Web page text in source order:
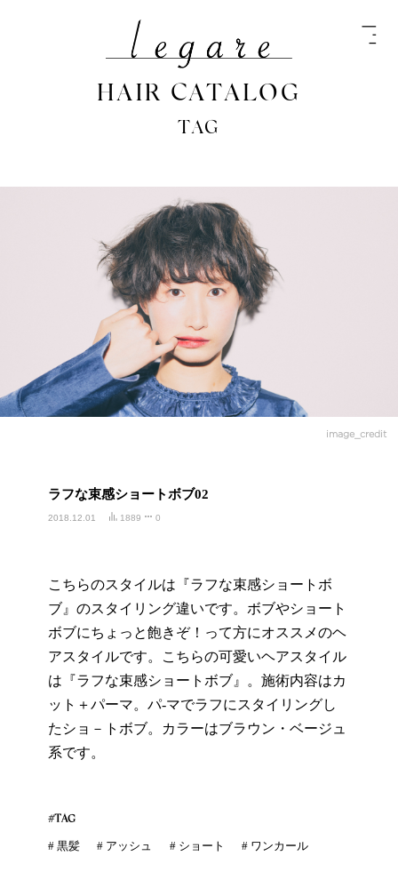
HAIR CATALOG
TAG
image_credit
ラフな束感ショートボブ02
2018.12.01 1889 0
こちらのスタイルは『ラフな束感ショートボ
ブ』のスタイリング違いです。ボブやショート
ボブにちょっと飽きぞ！って方にオススメのヘ
アスタイルです。こちらの可愛いヘアスタイル
は『ラフな束感ショートボブ』。施術内容はカ
ット＋パーマ。パ-マでラフにスタイリングし
たショ－トボブ。カラーはブラウン・ベージュ
系です。
#TAG
# 黒髪 # アッシュ # ショート # ワンカール